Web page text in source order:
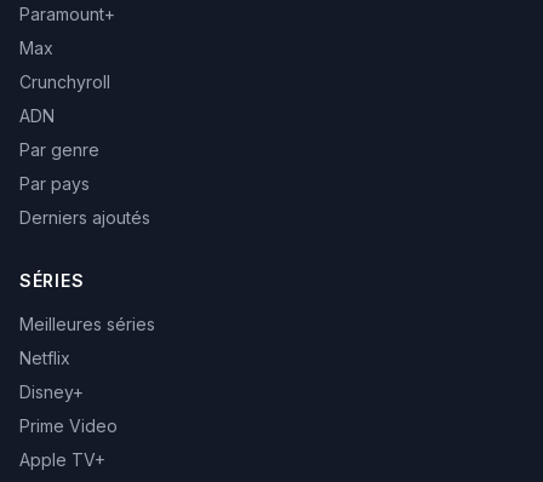
Paramount+
Max
Crunchyroll
ADN
Par genre
Par pays
Derniers ajoutés
SÉRIES
Meilleures séries
Netflix
Disney+
Prime Video
Apple TV+